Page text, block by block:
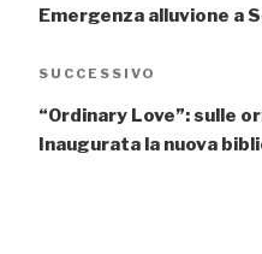
Emergenza alluvione a
Articolo
SUCCESSIVO
“Ordinary Love”: sulle
Inaugurata la nuova